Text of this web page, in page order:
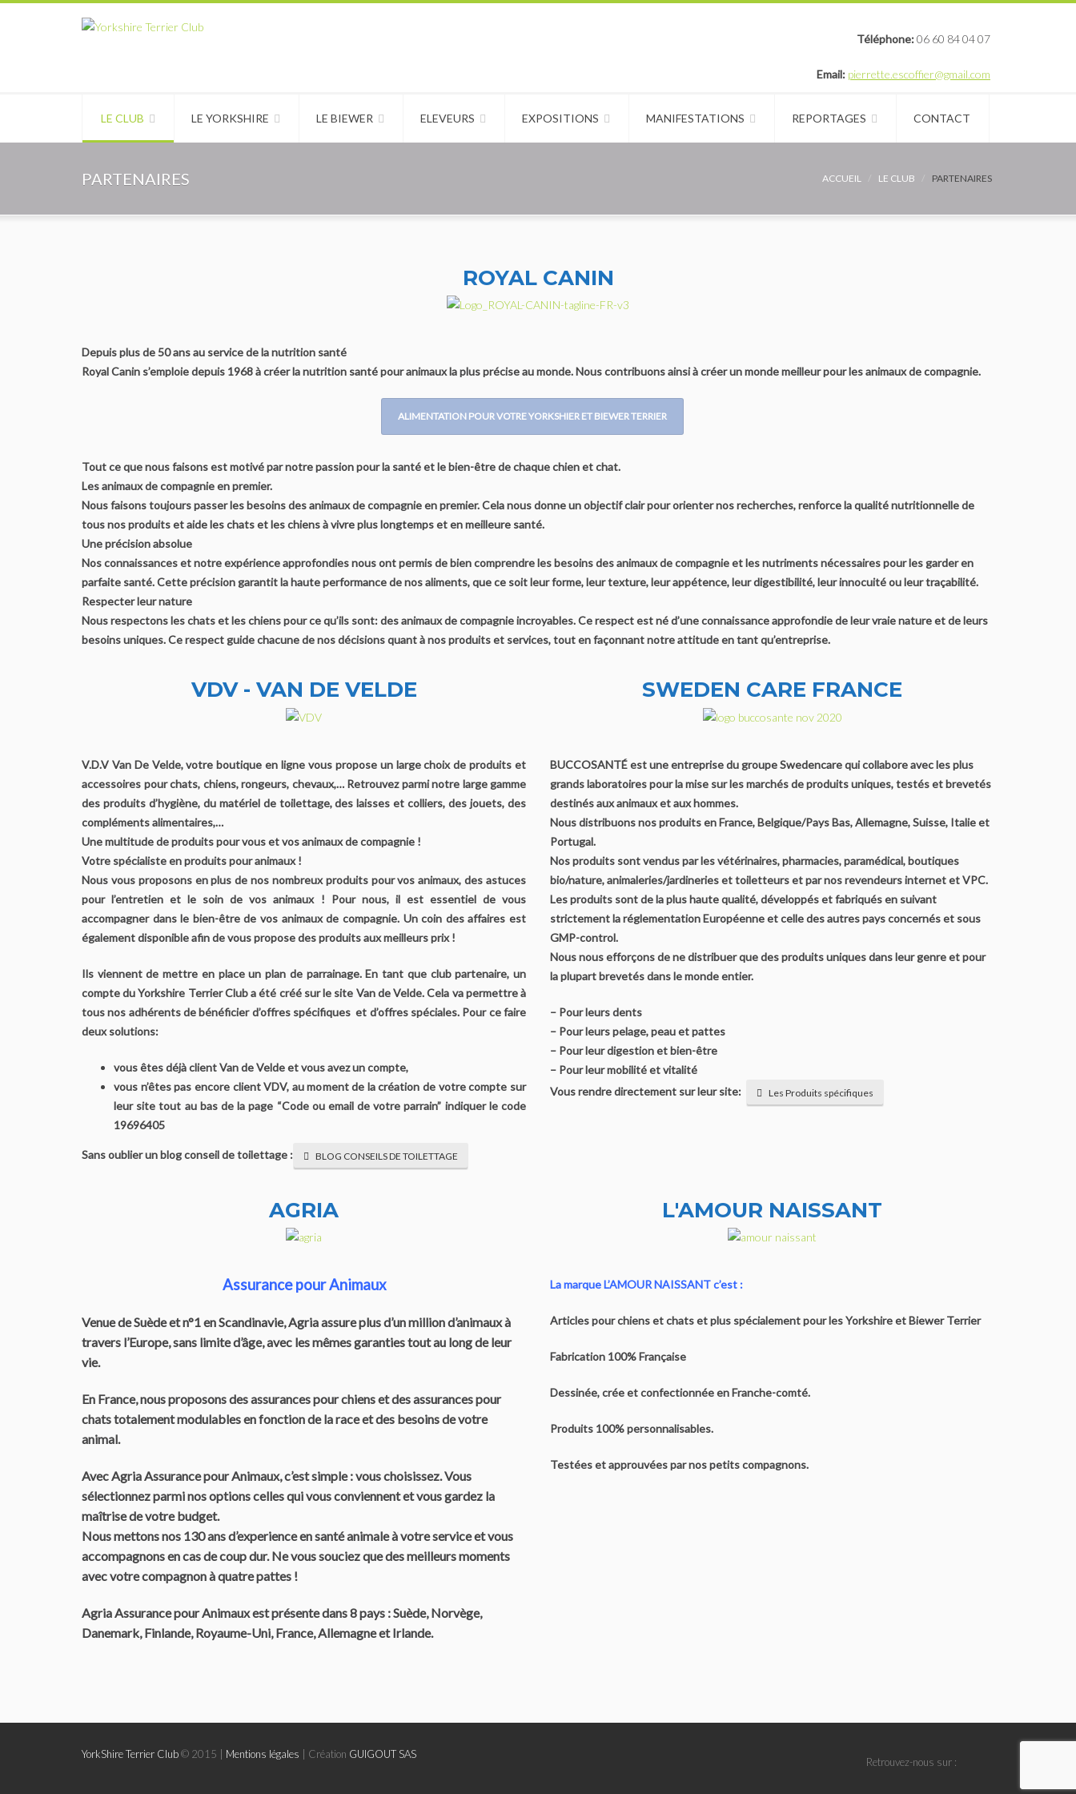
Téléphone:06 60 84 04 07
Email: pierrette.escoffier@gmail.com
LE CLUB LE YORKSHIRE LE BIEWER ELEVEURS EXPOSITIONS MANIFESTATIONS REPORTAGES CONTACT
PARTENAIRES ACCUEIL LE CLUB PARTENAIRES
ROYAL CANIN
Depuis plus de 50 ans au service de la nutrition santé
Royal Canin s’emploie depuis 1968 à créer la nutrition santé pour animaux la plus précise au monde. Nous contribuons ainsi à créer un monde meilleur pour les animaux de compagnie.
ALIMENTATION POUR VOTRE YORKSHIER ET BIEWER TERRIER
Tout ce que nous faisons est motivé par notre passion pour la santé et le bien-être de chaque chien et chat.
Les animaux de compagnie en premier.
Nous faisons toujours passer les besoins des animaux de compagnie en premier. Cela nous donne un objectif clair pour orienter nos recherches, renforce la qualité nutritionnelle de
tous nos produits et aide les chats et les chiens à vivre plus longtemps et en meilleure santé.
Une précision absolue
Nos connaissances et notre expérience approfondies nous ont permis de bien comprendre les besoins des animaux de compagnie et les nutriments nécessaires pour les garder en
parfaite santé. Cette précision garantit la haute performance de nos aliments, que ce soit leur forme, leur texture, leur appétence, leur digestibilité, leur innocuité ou leur traçabilité.
Respecter leur nature
Nous respectons les chats et les chiens pour ce qu’ils sont: des animaux de compagnie incroyables. Ce respect est né d’une connaissance approfondie de leur vraie nature et de leurs
besoins uniques. Ce respect guide chacune de nos décisions quant à nos produits et services, tout en façonnant notre attitude en tant qu’entreprise.
VDV - VAN DE VELDE
V.D.V Van De Velde, votre boutique en ligne vous propose un large choix de produits et
accessoires pour chats, chiens, rongeurs, chevaux,… Retrouvez parmi notre large gamme
des produits d’hygiène, du matériel de toilettage, des laisses et colliers, des jouets, des
compléments alimentaires,…
Une multitude de produits pour vous et vos animaux de compagnie !
Votre spécialiste en produits pour animaux !
Nous vous proposons en plus de nos nombreux produits pour vos animaux, des astuces
pour l’entretien et le soin de vos animaux ! Pour nous, il est essentiel de vous
accompagner dans le bien-être de vos animaux de compagnie. Un coin des affaires est
également disponible afin de vous propose des produits aux meilleurs prix !
Ils viennent de mettre en place un plan de parrainage. En tant que club partenaire, un
compte du Yorkshire Terrier Club a été créé sur le site Van de Velde. Cela va permettre à
tous nos adhérents de bénéficier d’offres spécifiques et d’offres spéciales. Pour ce faire
deux solutions:
vous êtes déjà client Van de Velde et vous avez un compte,
vous n’êtes pas encore client VDV, au moment de la création de votre compte sur
leur site tout au bas de la page “Code ou email de votre parrain” indiquer le code
19696405
Sans oublier un blog conseil de toilettage : BLOG CONSEILS DE TOILETTAGE
SWEDEN CARE FRANCE
BUCCOSANTÉ est une entreprise du groupe Swedencare qui collabore avec les plus
grands laboratoires pour la mise sur les marchés de produits uniques, testés et brevetés
destinés aux animaux et aux hommes.
Nous distribuons nos produits en France, Belgique/Pays Bas, Allemagne, Suisse, Italie et
Portugal.
Nos produits sont vendus par les vétérinaires, pharmacies, paramédical, boutiques
bio/nature, animaleries/jardineries et toiletteurs et par nos revendeurs internet et VPC.
Les produits sont de la plus haute qualité, développés et fabriqués en suivant
strictement la réglementation Européenne et celle des autres pays concernés et sous
GMP-control.
Nous nous efforçons de ne distribuer que des produits uniques dans leur genre et pour
la plupart brevetés dans le monde entier.
– Pour leurs dents
– Pour leurs pelage, peau et pattes
– Pour leur digestion et bien-être
– Pour leur mobilité et vitalité
Vous rendre directement sur leur site:
Les Produits spécifiques
AGRIA
Assurance pour Animaux
Venue de Suède et n°1 en Scandinavie, Agria assure plus d’un million d’animaux à
travers l’Europe, sans limite d’âge, avec les mêmes garanties tout au long de leur
vie.
En France, nous proposons des assurances pour chiens et des assurances pour
chats totalement modulables en fonction de la race et des besoins de votre
animal.
Avec Agria Assurance pour Animaux, c’est simple : vous choisissez. Vous
sélectionnez parmi nos options celles qui vous conviennent et vous gardez la
maîtrise de votre budget.
Nous mettons nos 130 ans d’experience en santé animale à votre service et vous
accompagnons en cas de coup dur. Ne vous souciez que des meilleurs moments
avec votre compagnon à quatre pattes !
Agria Assurance pour Animaux est présente dans 8 pays : Suède, Norvège,
Danemark, Finlande, Royaume-Uni, France, Allemagne et Irlande.
L'AMOUR NAISSANT
La marque L’AMOUR NAISSANT c’est :
Articles pour chiens et chats et plus spécialement pour les Yorkshire et Biewer Terrier
Fabrication 100% Française
Dessinée, crée et confectionnée en Franche-comté.
Produits 100% personnalisables.
Testées et approuvées par nos petits compagnons.
YorkShire Terrier Club© 2015 | Mentions légales | Création GUIGOUT SAS
Retrouvez-nous sur :